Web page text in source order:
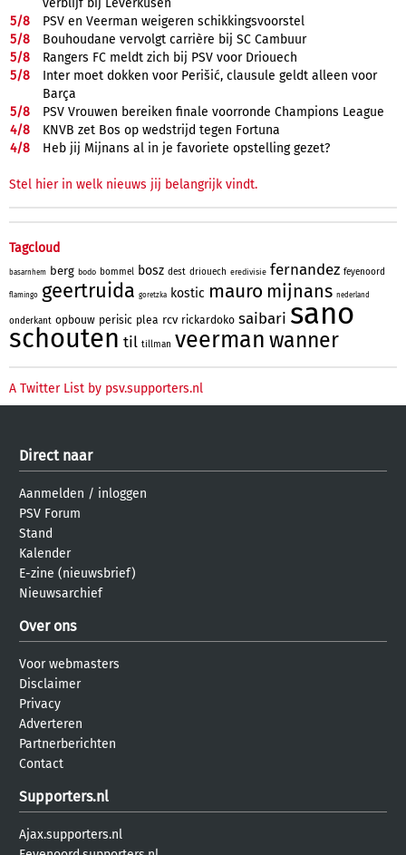
5/8
PSV en Veerman weigeren schikkingsvoorstel
5/8
Bouhoudane vervolgt carrière bij SC Cambuur
5/8
Rangers FC meldt zich bij PSV voor Driouech
5/8
Inter moet dokken voor Perišić, clausule geldt alleen voor
Barça
5/8
PSV Vrouwen bereiken finale voorronde Champions League
4/8
KNVB zet Bos op wedstrijd tegen Fortuna
4/8 Heb jij Mijnans al in je favoriete opstelling gezet?
Stel hier in welk nieuws jij belangrijk vindt.
Tagcloud
basarnhem berg bodo bommel bosz dest driouech eredivisie fernandez feyenoord
flamingo geertruida goretzka kostic mauro mijnans nederland
onderkant opbouw perisic plea rcv rickardoko saibari sano
schouten til tillman veerman wanner
A Twitter List by psv.supporters.nl
Direct naar
Aanmelden / inloggen
PSV Forum
Stand
Kalender
E-zine (nieuwsbrief)
Nieuwsarchief
Over ons
Voor webmasters
Disclaimer
Privacy
Adverteren
Partnerberichten
Contact
Supporters.nl
Ajax.supporters.nl